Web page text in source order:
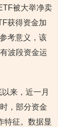
被大举净卖
获得资金加
考意义，该
波段资金运
来，近一月
，部分资金
特征。数据显